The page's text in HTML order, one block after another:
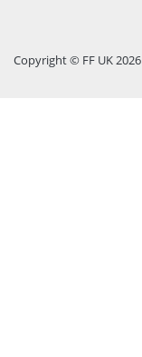
Copyright © FF UK 2026